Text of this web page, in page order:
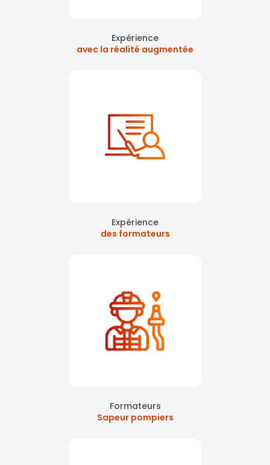
Expérience
avec la réalité augmentée
Expérience
des formateurs
Formateurs
Sapeur pompiers